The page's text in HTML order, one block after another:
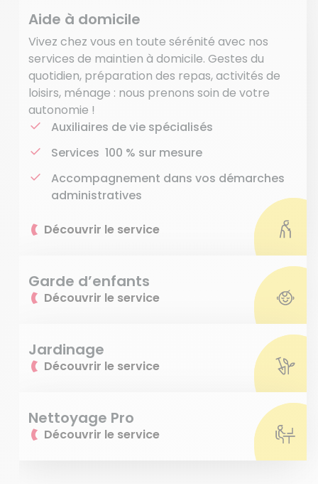
Aide à domicile
Vivez chez vous en toute sérénité avec nos
services de maintien à domicile. Gestes du
quotidien, préparation des repas, activités de
loisirs, ménage : nous prenons soin de votre
autonomie !
Auxiliaires de vie spécialisés
Services 100 % sur mesure
Accompagnement dans vos démarches
administratives
Découvrir le service
Garde d’enfants
Découvrir le service
Jardinage
Découvrir le service
Nettoyage Pro
Découvrir le service